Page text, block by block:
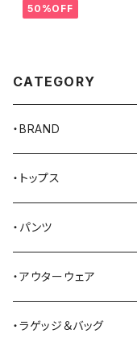
50%OFF
CATEGORY
・BRAND
AKER
Alden
ALFONSO'S OF
All American Khakis
・トップス
Tシャツ
シャツ
ベスト
・パンツ
ジーンズ
ワークパンツ
・アウターウェア
コート
・ラゲッジ＆バッグ